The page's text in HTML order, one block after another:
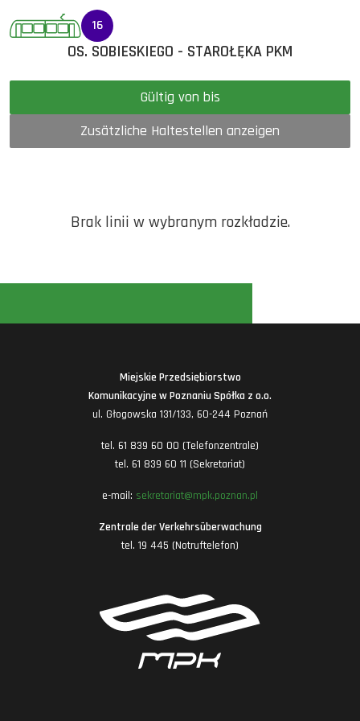
16
OS. SOBIESKIEGO - STAROŁĘKA PKM
Gültig von bis
Zusätzliche Haltestellen anzeigen
Brak linii w wybranym rozkładzie.
Miejskie Przedsiębiorstwo
Komunikacyjne w Poznaniu Spółka z o.o.
ul. Głogowska 131/133, 60-244 Poznań
tel. 61 839 60 00 (Telefonzentrale)
tel. 61 839 60 11 (Sekretariat)
e-mail: sekretariat@mpk.poznan.pl
Zentrale der Verkehrsüberwachung
tel. 19 445 (Notruftelefon)